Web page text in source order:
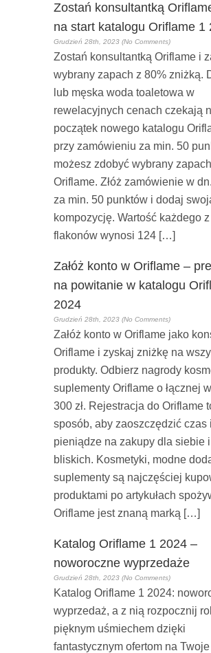
Zostań konsultantką
na start katalogu Oriflame 1
Grudzień 28th, 2023 (No Comments)
Zostań konsultantką Oriflame i
wybrany zapach z 80% zniżką.
lub męska woda toaletowa w
rewelacyjnych cenach czekają
początek nowego katalogu
przy zamówieniu za min. 50
możesz zdobyć wybrany zapach
Oriflame. Złóż zamówienie w
za min. 50 punktów i dodaj
kompozycję. Wartość każdego z
flakonów wynosi 124 […]
Załóż konto w Oriflame –
na powitanie w katalogu
2024
Grudzień 28th, 2023 (No Comments)
Załóż konto w Oriflame jako
Oriflame i zyskaj zniżkę na
produkty. Odbierz nagrody
suplementy Oriflame o łącznej
300 zł. Rejestracja do Oriflame
sposób, aby zaoszczędzić czas i
pieniądze na zakupy dla siebie
bliskich. Kosmetyki, modne
suplementy są najczęściej
produktami po artykułach
Oriflame jest znaną marką […]
Katalog Oriflame 1 2024 –
noworoczne wyprzedaże
Grudzień 28th, 2023 (No Comments)
Katalog Oriflame 1 2024:
wyprzedaż, a z nią rozpocznij
pięknym uśmiechem dzięki
fantastycznym ofertom na Twoje